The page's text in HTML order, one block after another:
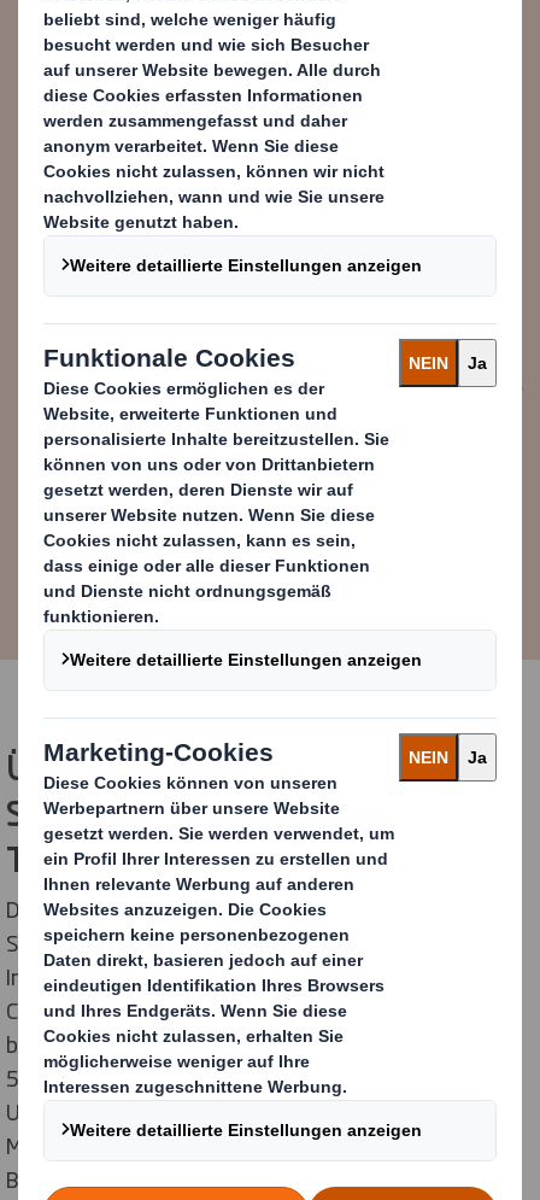
Diese Auszeichnung ist eine
eindrucksvolle Bestätigung unserer
Nachhaltigkeitsstrategie. Wir
werden unsere Kunden auch
weiterhin tatkräftig bei der
Umstellung auf eine CO2-
reduzierte Kreislaufwirtschaft
unterstützen.
Wouter van Tol
Head of Sustainability & Community
Affairs, DS Smith
Über die Liste der "World's Most
Sustainable Companies 2024" des
Time Magazine
Das Time Magazine hat in Zusammenarbeit mit
Statista - einer globalen Daten- und Business
Intelligence-Plattform - die "World's Most Sustainable
Companies" für das Jahr 2024 ermittelt. Das Ranking
begann mit einer umfassenden Auswahl von mehr als
5.000 der weltweit größten und einflussreichsten
Unternehmen unter Berücksichtigung von Umsatz,
Marktkapitalisierung und öffentlichem
Bekanntheitsgrad. Das Verfahren umfasste eine